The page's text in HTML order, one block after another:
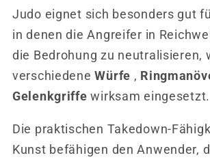
Judo eignet sich besonders gut
in denen die Angreifer in
die Bedrohung zu neutralisieren,
verschiedeneWürfe ,
Gelenkgriffe wirksam eingesetzt.
Die praktischen Takedown-
Kunst befähigen den Anwender,